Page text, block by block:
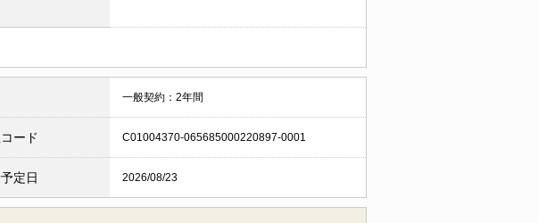
一般契約：2年間
ード C01004370-065685000220897-0001
定日 2026/08/23